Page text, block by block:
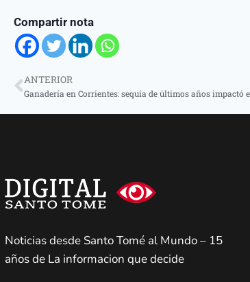
Compartir nota
ANTERIOR
Noticias desde Santo Tomé al Mundo – 15
años de La informacion que decide